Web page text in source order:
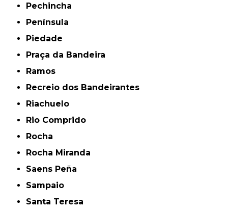
Pechincha
Península
Piedade
Praça da Bandeira
Ramos
Recreio dos Bandeirantes
Riachuelo
Rio Comprido
Rocha
Rocha Miranda
Saens Peña
Sampaio
Santa Teresa